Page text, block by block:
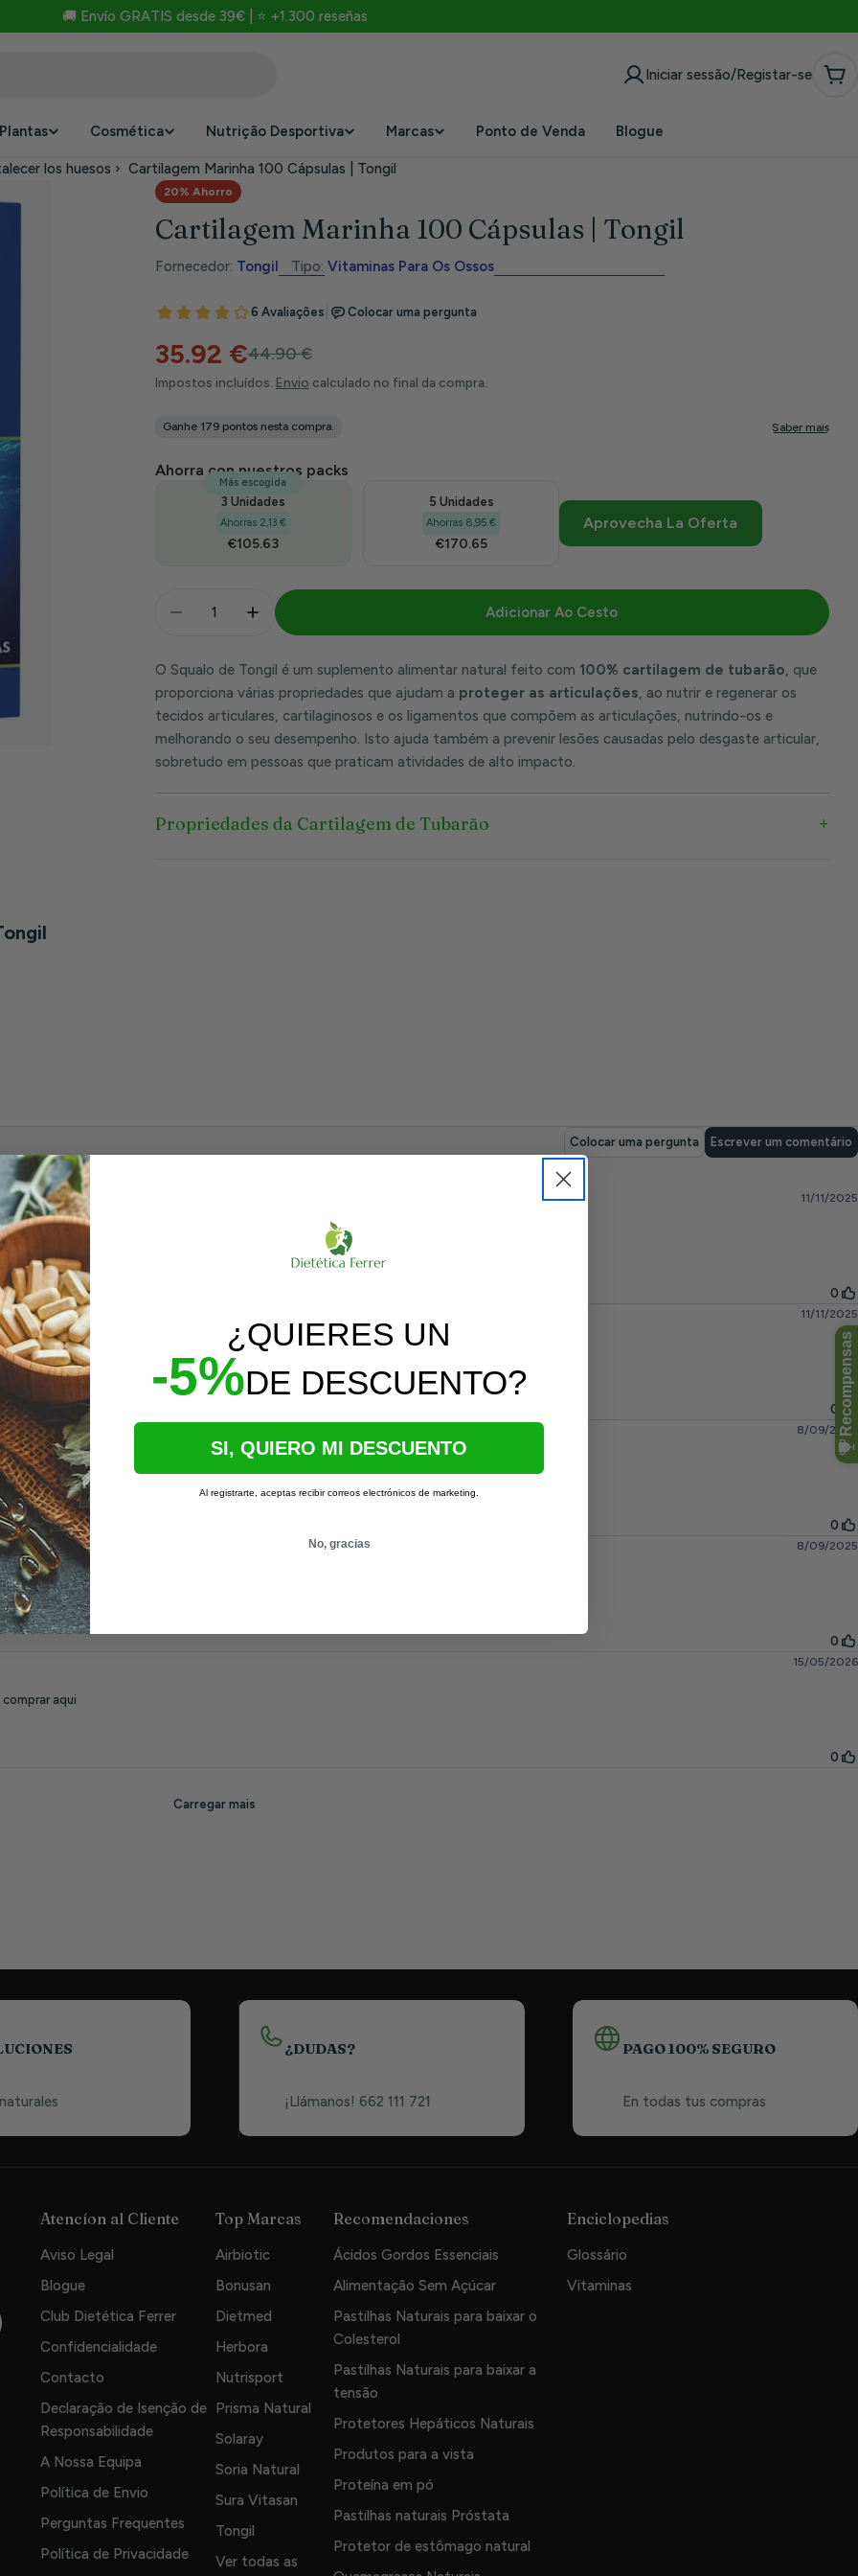
🚚 Envío GRATIS desde 39€ | ⭐ +1.300 reseñas
Iniciar sessão/Registar-se
Plantas Cosmética Nutrição Desportiva Marcas Ponto de Venda Blogue
los huesos › Cartilagem Marinha 100 Cápsulas | Tongil
20% Ahorro
Cartilagem Marinha 100 Cápsulas | Tongil
Fornecedor: Tongil Tipo: Vitaminas Para Os Ossos
Preço
de
venda
35.92 €
Preço
habitual
44.90 €
Impostos incluídos. Envio calculado no final da compra.
Ahorra con nuestros packs
Más escogida
3 Unidades
Ahorras 2,13 €
€105.63
5 Unidades
Ahorras 8,95 €
€170.65
Aprovecha La Oferta
Diminuir Quantidade Para Cartilagem Marinha 100 Cápsulas | Tongil
Aumentar Quantidade Para Cartilagem Marinha 100 Cápsulas | Tongil
Adicionar Ao Cesto
O Squalo de Tongil é um suplemento alimentar natural feito com 100% cartilagem de tubarão, que
proporciona várias propriedades que ajudam a proteger as articulações, ao nutrir e regenerar os
tecidos articulares, cartilaginosos e os ligamentos que compõem as articulações, nutrindo-os e
melhorando o seu desempenho. Isto ajuda também a prevenir lesões causadas pelo desgaste articular,
sobretudo em pessoas que praticam atividades de alto impacto.
Propriedades da Cartilagem de Tubarão
¿DUDAS?
¡Llámanos! 662 111 721
PAGO 100% SEGURO
En todas tus compras
Atencíon al Cliente
Aviso Legal
Blogue
Club Dietética Ferrer
Confidencialidade
Contacto
Declaração de Isenção de
Responsabilidade
A Nossa Equipa
Política de Envio
Perguntas Frequentes
Política de Privacidade
Top Marcas
Airbiotic
Bonusan
Dietmed
Herbora
Nutrisport
Prisma Natural
Solaray
Soria Natural
Sura Vitasan
Tongil
Ver todas as
Recomendaciones
Ácidos Gordos Essenciais
Alimentação Sem Açúcar
Pastilhas Naturais para baixar o
Colesterol
Pastilhas Naturais para baixar a
tensão
Protetores Hepáticos Naturais
Produtos para a vista
Proteína em pó
Pastilhas naturais Próstata
Protetor de estômago natural
Enciclopedias
Glossário
Vitaminas
¿QUIERES UN
-5%DE DESCUENTO?
SI, QUIERO MI DESCUENTO
Al registrarte, aceptas recibir correos electrónicos de marketing.
No, gracias